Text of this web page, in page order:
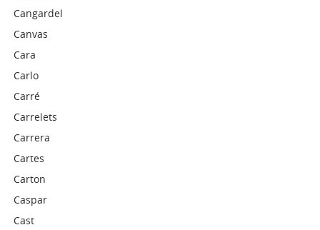
Cangardel
Canvas
Cara
Carlo
Carré
Carrelets
Carrera
Cartes
Carton
Caspar
Cast